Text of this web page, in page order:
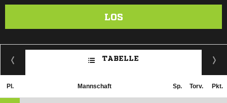
LOS
TABELLE
Pl. Mannschaft Sp. Torv. Pkt.